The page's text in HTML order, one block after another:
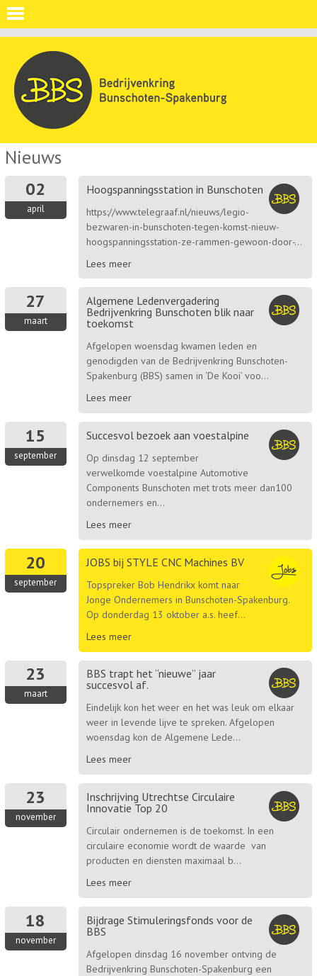
Nieuws
Hoogspanningsstation in Bunschoten
https://www.telegraaf.nl/nieuws/legio-
bezwaren-in-bunschoten-tegen-komst-nieuw-
hoogspanningsstation-ze-rammen-gewoon-door-...
Lees meer
02
april
Algemene Ledenvergadering
Bedrijvenkring Bunschoten blik naar
toekomst
Afgelopen woensdag kwamen leden en
genodigden van de Bedrijvenkring Bunschoten-
Spakenburg (BBS) samen in ‘De Kooi’ voo...
Lees meer
27
maart
Succesvol bezoek aan voestalpine
Op dinsdag 12 september
verwelkomde voestalpine Automotive
Components Bunschoten met trots meer dan100
ondernemers en...
Lees meer
15
september
JOBS bij STYLE CNC Machines BV
Topspreker Bob Hendrikx komt naar
Jonge Ondernemers in Bunschoten-Spakenburg.
Op donderdag 13 oktober a.s. heef...
Lees meer
20
september
BBS trapt het “nieuwe” jaar
succesvol af.
Eindelijk kon het weer en het was leuk om elkaar
weer in levende lijve te spreken. Afgelopen
woensdag kon de Algemene Lede...
Lees meer
23
maart
Inschrijving Utrechtse Circulaire
Innovatie Top 20
Circulair ondernemen is de toekomst. In een
circulaire economie wordt de waarde van
producten en diensten maximaal b...
Lees meer
23
november
Bijdrage Stimuleringsfonds voor de
BBS
Afgelopen dinsdag 16 november ontving de
Bedrijvenkring Bunschoten-Spakenburg een
18
november